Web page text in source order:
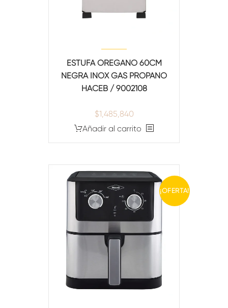
ESTUFA OREGANO 60CM
NEGRA INOX GAS PROPANO
HACEB / 9002108
$1,485,840
Añadir al carrito
¡OFERTA!